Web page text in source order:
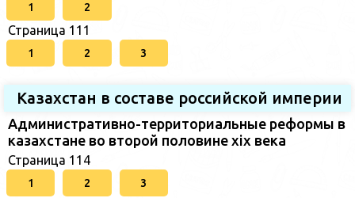
1 2
Страница 111
1 2 3
Казахстан в составе российской империи
Административно-территориальные реформы в
казахстане во второй половине xix века
Страница 114
1 2 3